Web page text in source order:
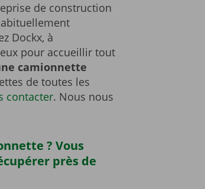
de construction
Dockx, à
pour accueillir tout
camionnette
de toutes les
contacter. Nous nous
? Vous
près de